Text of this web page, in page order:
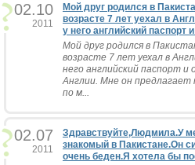
02.10
2011
Мой друг родился в
возрасте 7 лет уехал в
у него английский паспорт
Мой друг родился в
возрасте 7 лет уехал в
него английский паспорт и
Англии. Мне он предлагает
по м...
02.07
2011
Здравствуйте,Людмила.У
знакомый в Пакистане.Он
очень беден.Я хотела бы